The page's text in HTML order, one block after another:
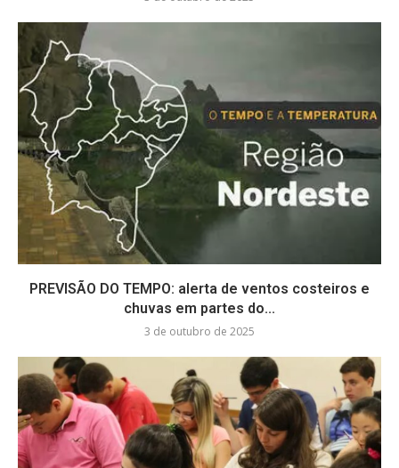
PREVISÃO DO TEMPO: alerta de ventos costeiros e
chuvas em partes do...
3 de outubro de 2025